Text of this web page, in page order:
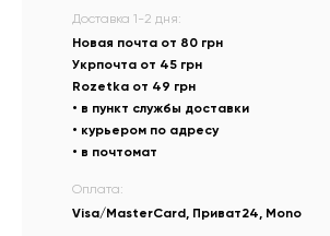
Доставка 1-2 дня:
Новая почта от 80 грн
Укрпочта от 45 грн
Rozetka от 49 грн
• в пункт службы доставки
• курьером по адресу
• в почтомат
Оплата:
Visa/MasterCard, Приват24, Mono